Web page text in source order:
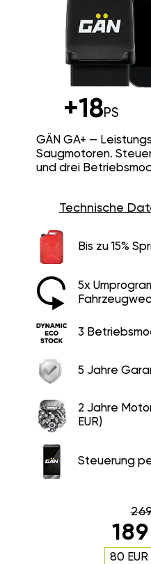
+18PS
GÄN GA+ —
Saugmotoren.
und drei
Technische
Bis zu 15%
5x
3
5 Jahre
2 Jahre
EUR)
Steuerung
80 EUR